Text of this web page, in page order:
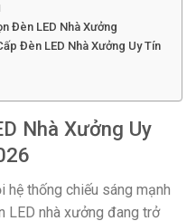
Đèn LED Nhà Xưởng
Đèn LED Nhà Xưởng Uy Tín
Nhà Xưởng Uy
hệ thống chiếu sáng mạnh
LED nhà xưởng đang trở